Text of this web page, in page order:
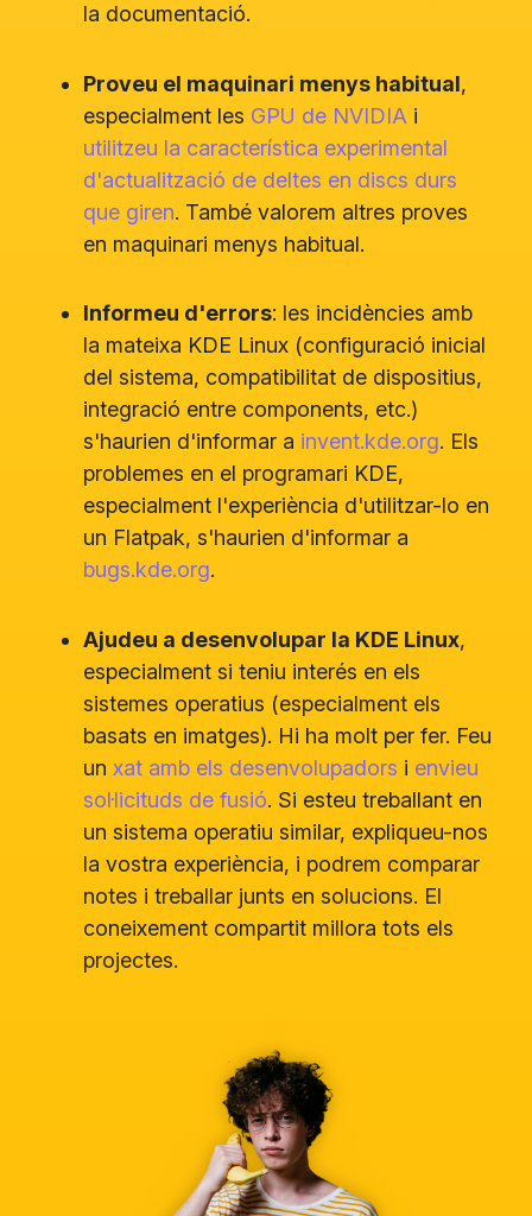
la documentació.
Proveu el maquinari menys habitual,
especialment les GPU de NVIDIA i
utilitzeu la característica experimental
d'actualització de deltes en discs durs
que giren. També valorem altres proves
en maquinari menys habitual.
Informeu d'errors: les incidències amb
la mateixa KDE Linux (configuració inicial
del sistema, compatibilitat de dispositius,
integració entre components, etc.)
s'haurien d'informar a invent.kde.org. Els
problemes en el programari KDE,
especialment l'experiència d'utilitzar-lo en
un Flatpak, s'haurien d'informar a
bugs.kde.org.
Ajudeu a desenvolupar la KDE Linux,
especialment si teniu interés en els
sistemes operatius (especialment els
basats en imatges). Hi ha molt per fer. Feu
un xat amb els desenvolupadors i envieu
sol·licituds de fusió. Si esteu treballant en
un sistema operatiu similar, expliqueu-nos
la vostra experiència, i podrem comparar
notes i treballar junts en solucions. El
coneixement compartit millora tots els
projectes.